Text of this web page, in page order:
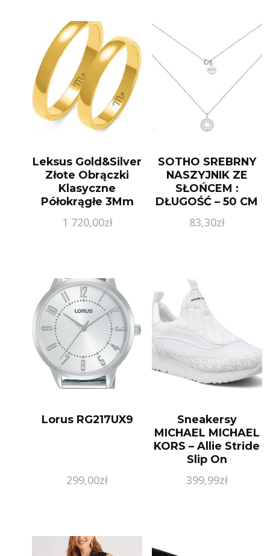
Leksus Gold&Silver
Złote Obrączki
Klasyczne
Półokrągłe 3Mm
1 720,00zł
SOTHO SREBRNY
NASZYJNIK ZE
SŁOŃCEM :
DŁUGOŚĆ – 50 CM
83,30zł
Lorus RG217UX9
299,00zł
Sneakersy
MICHAEL MICHAEL
KORS – Allie Stride
Slip On
Bright Wht
399,99zł